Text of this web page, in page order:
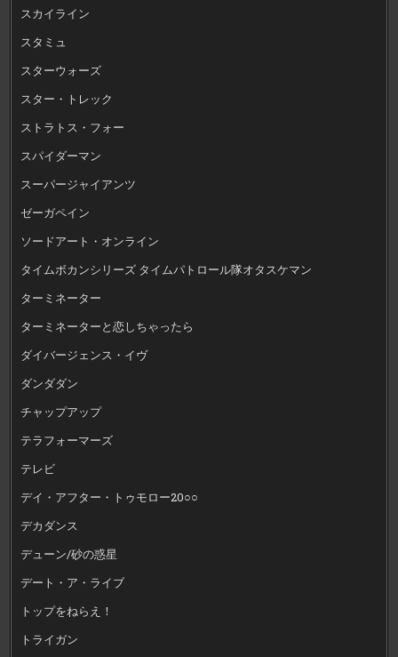
スカイライン
スタミュ
スターウォーズ
スター・トレック
ストラトス・フォー
スパイダーマン
スーパージャイアンツ
ゼーガペイン
ソードアート・オンライン
タイムボカンシリーズ タイムパトロール隊オタスケマン
ターミネーター
ターミネーターと恋しちゃったら
ダイバージェンス・イヴ
ダンダダン
チャップアップ
テラフォーマーズ
テレビ
デイ・アフター・トゥモロー20○○
デカダンス
デューン/砂の惑星
デート・ア・ライブ
トップをねらえ！
トライガン